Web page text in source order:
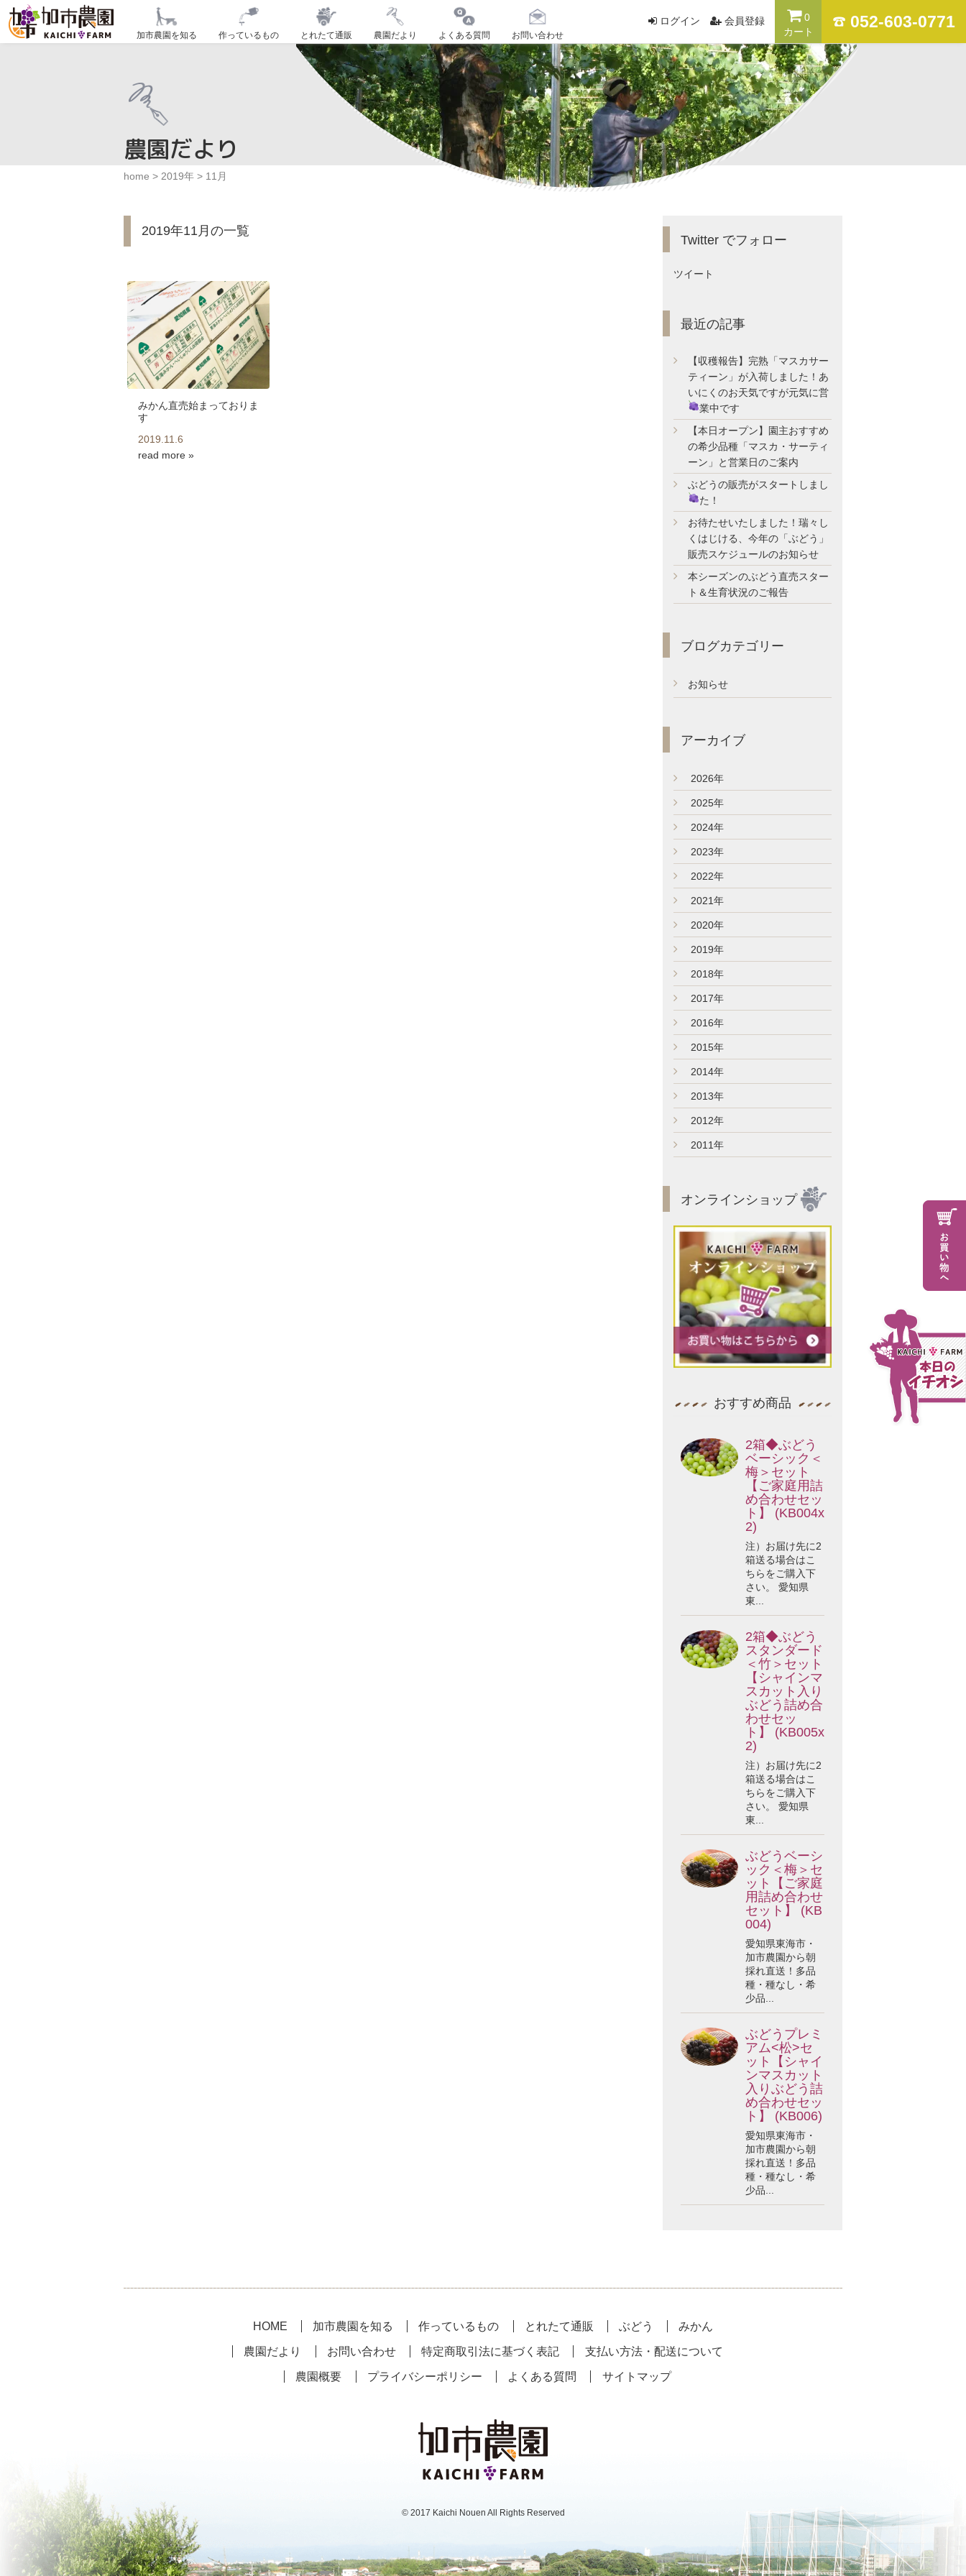
ログイン 会員登録
0
カート
052-603-0771
加市農園を知る 作っているもの とれたて通販 農園だより よくある質問 お問い合わせ
農園だより
home > 2019年 > 11月
2019年11月の一覧
みかん直売始まっておりま
す
2019.11.6
read more »
Twitter でフォロー
ツイート
最近の記事
【収穫報告】完熟「マスカサー
ティーン」が入荷しました！あ
いにくのお天気ですが元気に営
業中です
【本日オープン】園主おすすめ
の希少品種「マスカ・サーティ
ーン」と営業日のご案内
ぶどうの販売がスタートしまし
た！
お待たせいたしました！瑞々し
くはじける、今年の「ぶどう」
販売スケジュールのお知らせ
本シーズンのぶどう直売スター
ト＆生育状況のご報告
ブログカテゴリー
お知らせ
アーカイブ
2026年
2025年
2024年
2023年
2022年
2021年
2020年
2019年
2018年
2017年
2016年
2015年
2014年
2013年
2012年
2011年
オンラインショップ
おすすめ商品
2箱◆ぶどう
ベーシック＜
梅＞セット
【ご家庭用詰
め合わせセッ
ト】 (KB004x
2)
注）お届け先に2
箱送る場合はこ
ちらをご購入下
さい。 愛知県
東...
2箱◆ぶどう
スタンダード
＜竹＞セット
【シャインマ
スカット入り
ぶどう詰め合
わせセッ
ト】 (KB005x
2)
注）お届け先に2
箱送る場合はこ
ちらをご購入下
さい。 愛知県
東...
ぶどうベーシ
ック＜梅＞セ
ット【ご家庭
用詰め合わせ
セット】 (KB
004)
愛知県東海市・
加市農園から朝
採れ直送！多品
種・種なし・希
少品...
ぶどうプレミ
アム<松>セ
ット【シャイ
ンマスカット
入りぶどう詰
め合わせセッ
ト】 (KB006)
愛知県東海市・
加市農園から朝
採れ直送！多品
種・種なし・希
少品...
HOME 加市農園を知る 作っているもの とれたて通販 ぶどう みかん
農園だより お問い合わせ 特定商取引法に基づく表記 支払い方法・配送について
農園概要 プライバシーポリシー よくある質問 サイトマップ
© 2017 Kaichi Nouen All Rights Reserved